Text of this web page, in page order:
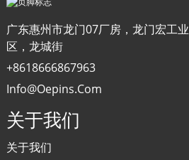
广东惠州市龙门07厂房，龙门宏工
区，龙城街
+8618666867963
Info@oepins.com
关于我们
关于我们